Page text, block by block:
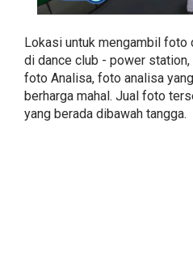
Lokasi untuk mengambil foto
di dance club - power station,
foto Analisa, foto analisa
berharga mahal. Jual foto
yang berada dibawah tangga.